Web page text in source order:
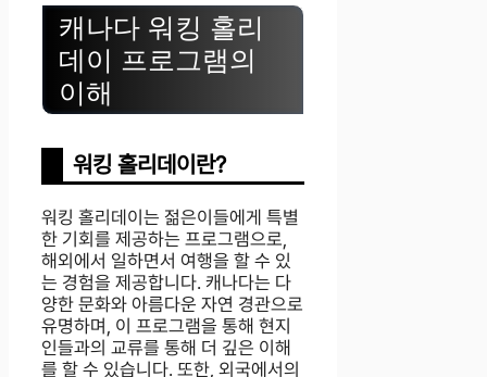
캐나다 워킹 홀리
데이 프로그램의
이해
워킹 홀리데이란?
워킹 홀리데이는 젊은이들에게 특별
한 기회를 제공하는 프로그램으로,
해외에서 일하면서 여행을 할 수 있
는 경험을 제공합니다. 캐나다는 다
양한 문화와 아름다운 자연 경관으로
유명하며, 이 프로그램을 통해 현지
인들과의 교류를 통해 더 깊은 이해
를 할 수 있습니다. 또한, 외국에서의